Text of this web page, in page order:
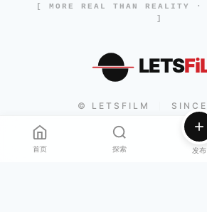
[ MORE REAL THAN REALITY ·
]
LETS
© LETSFILM
首页 探索 发布